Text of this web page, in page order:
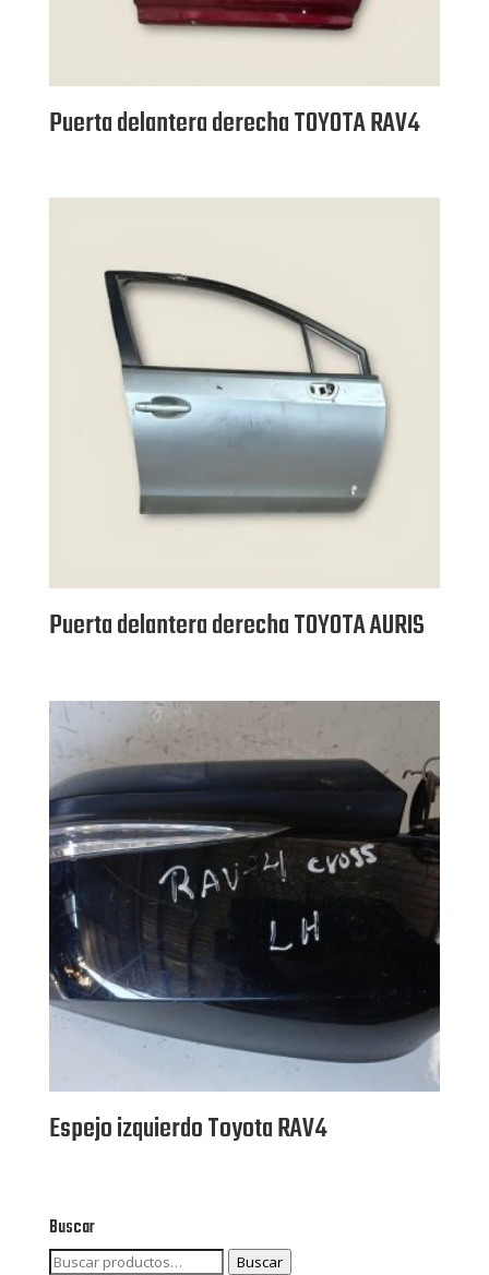
Puerta delantera derecha TOYOTA RAV4
Puerta delantera derecha TOYOTA AURIS
Espejo izquierdo Toyota RAV4
Buscar
Buscar
Buscar